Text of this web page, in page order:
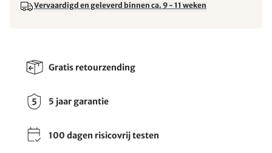
Vervaardigd en geleverd binnen ca. 9 - 11 weken
Gratis retourzending
5 jaar garantie
100 dagen risicovrij testen